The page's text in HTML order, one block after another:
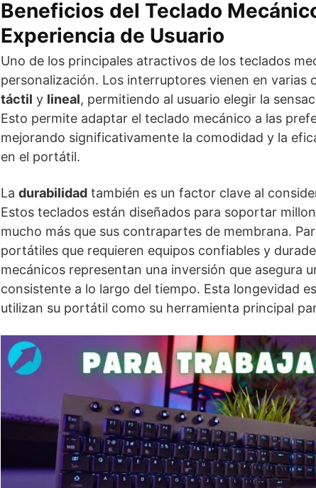
Beneficios del Teclado
Experiencia de Usuario
Uno de los principales atractivos de los teclados
personalización. Los interruptores vienen en varias
táctil y lineal, permitiendo al usuario elegir la
Esto permite adaptar el teclado mecánico a las
mejorando significativamente la comodidad y la
en el portátil.
La durabilidad también es un factor clave al
Estos teclados están diseñados para soportar
mucho más que sus contrapartes de membrana.
portátiles que requieren equipos confiables y
mecánicos representan una inversión que asegura
consistente a lo largo del tiempo. Esta longevidad
utilizan su portátil como su herramienta principal